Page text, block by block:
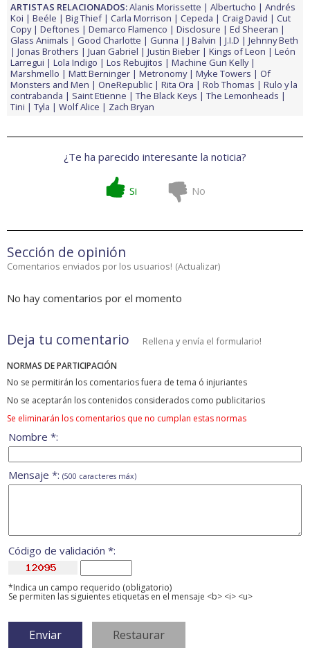
ARTISTAS RELACIONADOS:Alanis Morissette Albertucho
Andrés
Koi
Beéle Big Thief Carla Morrison Cepeda Craig David
Cut
Copy
Deftones Demarco Flamenco Disclosure
Ed Sheeran
Glass Animals
Good Charlotte Gunna J Balvin J.I.D
Jehnny Beth
Jonas Brothers
Juan Gabriel Justin Bieber Kings of Leon
León
Larregui
Lola Indigo Los Rebujitos
Machine Gun Kelly
Marshmello
Matt Berninger Metronomy Myke Towers
Of
Monsters and Men
OneRepublic Rita Ora Rob Thomas
Rulo y la
contrabanda
Saint Etienne The Black Keys
The Lemonheads
Tini
Tyla Wolf Alice Zach Bryan
¿Te ha parecido interesante la noticia?
Si No
Sección de opinión
Comentarios enviados por los usuarios! (Actualizar)
No hay comentarios por el momento
Deja tu comentario Rellena y envía el formulario!
NORMAS DE PARTICIPACIÓN
No se permitirán los comentarios fuera de tema ó injuriantes
No se aceptarán los contenidos considerados como publicitarios
Se eliminarán los comentarios que no cumplan estas normas
Nombre *:
Mensaje *: (500 caracteres máx)
Código de validación *:
*Indica un campo requerido (obligatorio)
Se permiten las siguientes etiquetas en el mensaje <b> <i> <u>